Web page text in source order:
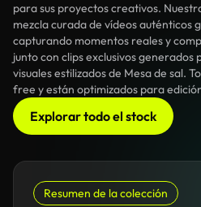
para sus proyectos creativos.
mezcla curada de vídeos auténticos
capturando momentos reales y
junto con clips exclusivos
visuales estilizados de Mesa de sal.
free y están optimizados para
Explorar todo el stock
Resumen de la colección